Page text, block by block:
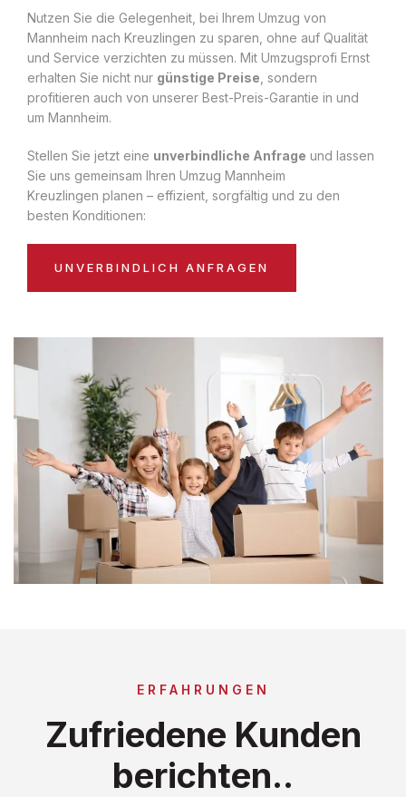
Nutzen Sie die Gelegenheit, bei Ihrem Umzug von
Mannheim nach Kreuzlingen zu sparen, ohne auf Qualität
und Service verzichten zu müssen. Mit Umzugsprofi Ernst
erhalten Sie nicht nur günstige Preise , sondern
profitieren auch von unserer Best-Preis-Garantie in und
um Mannheim.
Stellen Sie jetzt eine unverbindliche Anfrage und lassen
Sie uns gemeinsam Ihren Umzug Mannheim
Kreuzlingen planen – effizient, sorgfältig und zu den
besten Konditionen:
UNVERBINDLICH ANFRAGEN
ERFAHRUNGEN
Zufriedene Kunden
berichten..